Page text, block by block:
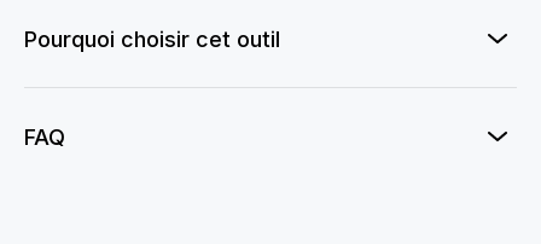
Pourquoi choisir cet outil
FAQ